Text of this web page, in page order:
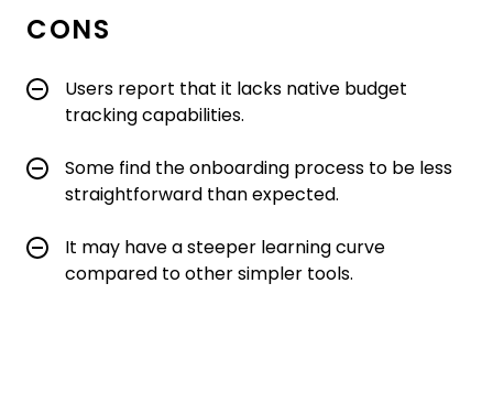
CONS
Users report that it lacks native budget
tracking capabilities.
Some find the onboarding process to be less
straightforward than expected.
It may have a steeper learning curve
compared to other simpler tools.